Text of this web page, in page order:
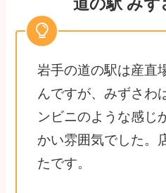
道の駅 み
岩手の道の駅は産直
んですが、みずさわ
ンビニのような感じ
かい雰囲気でした。
たです。